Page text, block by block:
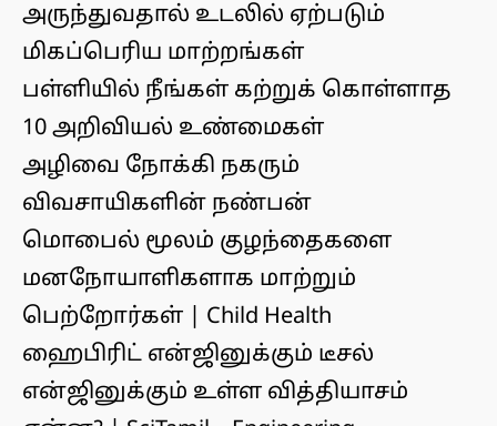
அருந்துவதால் உடலில் ஏற்படும்
மிகப்பெரிய மாற்றங்கள்
பள்ளியில் நீங்கள் கற்றுக் கொள்ளாத
10 அறிவியல் உண்மைகள்
அழிவை நோக்கி நகரும்
விவசாயிகளின் நண்பன்
மொபைல் மூலம் குழந்தைகளை
மனநோயாளிகளாக மாற்றும்
பெற்றோர்கள் | Child Health
ஹைபிரிட் என்ஜினுக்கும் டீசல்
என்ஜினுக்கும் உள்ள வித்தியாசம்